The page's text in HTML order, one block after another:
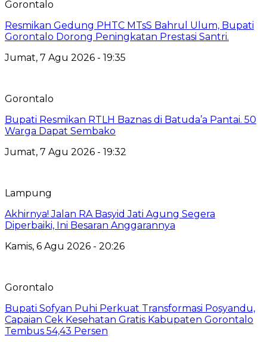
Gorontalo
Resmikan Gedung PHTC MTsS Bahrul Ulum, Bupati
Gorontalo Dorong Peningkatan Prestasi Santri.
Jumat, 7 Agu 2026 - 19:35
Gorontalo
Bupati Resmikan RTLH Baznas di Batuda’a Pantai. 50
Warga Dapat Sembako
Jumat, 7 Agu 2026 - 19:32
Lampung
Akhirnya! Jalan RA Basyid Jati Agung Segera
Diperbaiki, Ini Besaran Anggarannya
Kamis, 6 Agu 2026 - 20:26
Gorontalo
Bupati Sofyan Puhi Perkuat Transformasi Posyandu,
Capaian Cek Kesehatan Gratis Kabupaten Gorontalo
Tembus 54,43 Persen